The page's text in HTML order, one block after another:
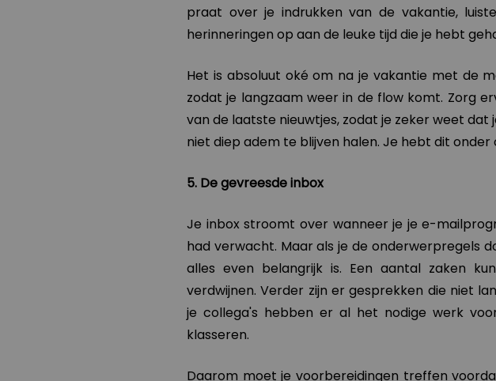
praat over je indrukken van de vakantie,
herinneringen op aan de leuke tijd die je hebt
Het is absoluut oké om na je vakantie met de
zodat je langzaam weer in de flow komt. Zorg
van de laatste nieuwtjes, zodat je zeker weet
niet diep adem te blijven halen. Je hebt dit onder
5. De gevreesde inbox
Je inbox stroomt over wanneer je je e-
had verwacht. Maar als je de onderwerpregels
alles even belangrijk is. Een aantal zaken
verdwijnen. Verder zijn er gesprekken die niet
je collega's hebben er al het nodige werk
klasseren.
Daarom moet je voorbereidingen treffen